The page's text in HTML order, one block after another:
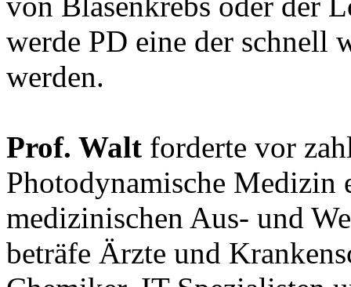
werde PD eine der schnell
werden.
Prof. Walt forderte vor
Photodynamische Medizin
medizinischen Aus- und
beträfe Ärzte und